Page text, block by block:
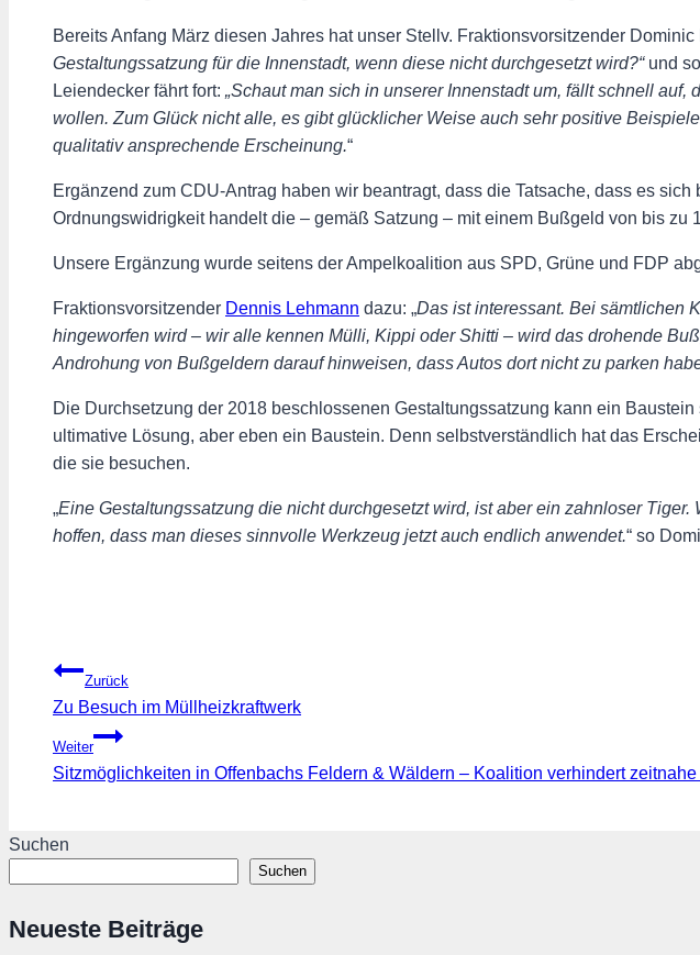
Bereits Anfang März diesen Jahres hat unser Stellv. Fraktionsvorsitzender
Gestaltungssatzung für die Innenstadt, wenn diese nicht durchgesetzt wird?“ und
Leiendecker fährt fort: „Schaut man sich in unserer Innenstadt um, fällt schnell
wollen. Zum Glück nicht alle, es gibt glücklicher Weise auch sehr positive
qualitativ ansprechende Erscheinung.“
Ergänzend zum CDU-Antrag haben wir beantragt, dass die Tatsache, dass es
Ordnungswidrigkeit handelt die – gemäß Satzung – mit einem Bußgeld von bis
Unsere Ergänzung wurde seitens der Ampelkoalition aus SPD, Grüne und FDP
Fraktionsvorsitzender Dennis Lehmann dazu: „Das ist interessant. Bei sämtlichen
hingeworfen wird – wir alle kennen Mülli, Kippi oder Shitti – wird das drohende
Androhung von Bußgeldern darauf hinweisen, dass Autos dort nicht zu parken
Die Durchsetzung der 2018 beschlossenen Gestaltungssatzung kann ein
ultimative Lösung, aber eben ein Baustein. Denn selbstverständlich hat das
die sie besuchen.
„Eine Gestaltungssatzung die nicht durchgesetzt wird, ist aber ein zahnloser
hoffen, dass man dieses sinnvolle Werkzeug jetzt auch endlich anwendet.“ so
Beitragsnavigation
Zurück
Zu Besuch im Müllheizkraftwerk
Weiter
Sitzmöglichkeiten in Offenbachs Feldern & Wäldern – Koalition verhindert
Suchen
Suchen
Neueste Beiträge